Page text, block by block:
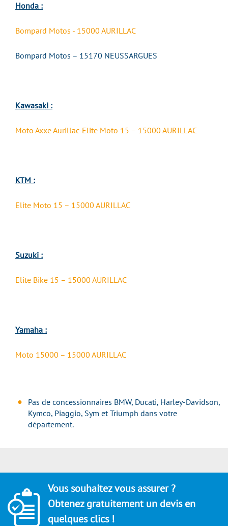
Honda :
Bompard Motos - 15000 AURILLAC
Bompard Motos – 15170 NEUSSARGUES
Kawasaki :
Moto Axxe Aurillac-Elite Moto 15 – 15000 AURILLAC
KTM :
Elite Moto 15 – 15000 AURILLAC
Suzuki :
Elite Bike 15 – 15000 AURILLAC
Yamaha :
Moto 15000 – 15000 AURILLAC
Pas de concessionnaires BMW, Ducati, Harley-Davidson,
Kymco, Piaggio, Sym et Triumph dans votre
département.
Vous souhaitez vous assurer ?
Obtenez gratuitement un devis en
quelques clics !